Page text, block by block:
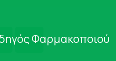
Φαρμακοποιού